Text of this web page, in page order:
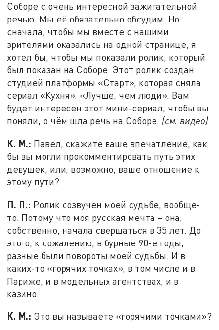
Соборе с очень интересной зажигательной
речью. Мы её обязательно обсудим. Но
сначала, чтобы мы вместе с нашими
зрителями оказались на одной странице, я
хотел бы, чтобы мы показали ролик, который
был показан на Соборе. Этот ролик создан
студией платформы «Старт», которая сняла
сериал «Кухня». «Лучше, чем люди». Вам
будет интересен этот мини-сериал, чтобы вы
поняли, о чём шла речь на Соборе. (см. видео)
К. М.: Павел, скажите ваше впечатление, как
бы вы могли прокомментировать путь этих
девушек, или, возможно, ваше отношение к
этому пути?
П. П.: Ролик созвучен моей судьбе, вообще-
то. Потому что моя русская мечта – она,
собственно, начала свершаться в 35 лет. До
этого, к сожалению, в бурные 90-е годы,
разные были повороты моей судьбы. И в
каких-то «горячих точках», в том числе и в
Париже, и в модельных агентствах, и в
казино.
К. М.: Это вы называете «горячими точками»?